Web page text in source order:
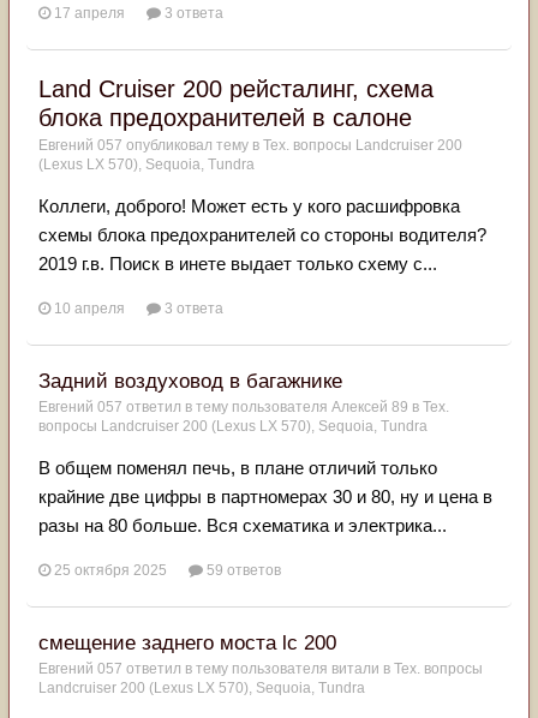
17 апреля 3 ответа
Land Cruiser 200 рейсталинг, схема
блока предохранителей в салоне
Евгений 057 опубликовал тему в Тех. вопросы Landcruiser 200
(Lexus LX 570), Sequoia, Tundra
Коллеги, доброго! Может есть у кого расшифровка
схемы блока предохранителей со стороны водителя?
2019 г.в. Поиск в инете выдает только схему с...
10 апреля 3 ответа
Задний воздуховод в багажнике
Евгений 057 ответил в тему пользователя Алексей 89 в Тех.
вопросы Landcruiser 200 (Lexus LX 570), Sequoia, Tundra
В общем поменял печь, в плане отличий только
крайние две цифры в партномерах 30 и 80, ну и цена в
разы на 80 больше. Вся схематика и электрика...
25 октября 2025 59 ответов
смещение заднего моста lc 200
Евгений 057 ответил в тему пользователя витали в Тех. вопросы
Landcruiser 200 (Lexus LX 570), Sequoia, Tundra